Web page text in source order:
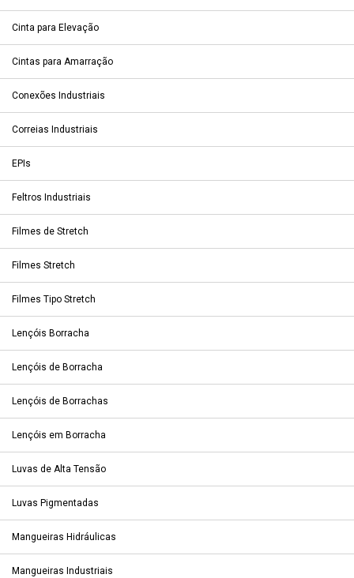
Cinta para Elevação
Cintas para Amarração
Conexões Industriais
Correias Industriais
EPIs
Feltros Industriais
Filmes de Stretch
Filmes Stretch
Filmes Tipo Stretch
Lençóis Borracha
Lençóis de Borracha
Lençóis de Borrachas
Lençóis em Borracha
Luvas de Alta Tensão
Luvas Pigmentadas
Mangueiras Hidráulicas
Mangueiras Industriais